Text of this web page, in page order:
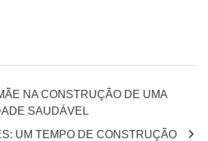
NA CONSTRUÇÃO DE UMA
SAUDÁVEL
UM TEMPO DE CONSTRUÇÃO